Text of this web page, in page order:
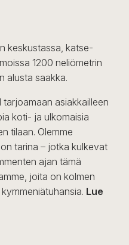
keskustassa, katse-
1200 neliömetrin
alusta saakka.
asiakkailleen
koti- ja ulkomaisia
tilaan. Olemme
tarina – jotka kulkevat
ajan tämä
joita on kolmen
Lue